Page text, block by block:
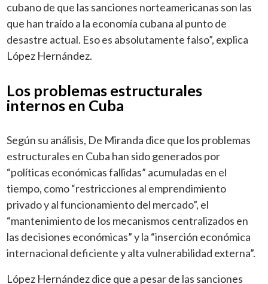
cubano de que las sanciones norteamericanas son las
que han traído a la economía cubana al punto de
desastre actual. Eso es absolutamente falso”, explica
López Hernández.
Los problemas estructurales
internos en Cuba
Según su análisis, De Miranda dice que los problemas
estructurales en Cuba han sido generados por
“políticas económicas fallidas” acumuladas en el
tiempo, como “restricciones al emprendimiento
privado y al funcionamiento del mercado”, el
“mantenimiento de los mecanismos centralizados en
las decisiones económicas” y la “inserción económica
internacional deficiente y alta vulnerabilidad externa”.
López Hernández dice que a pesar de las sanciones